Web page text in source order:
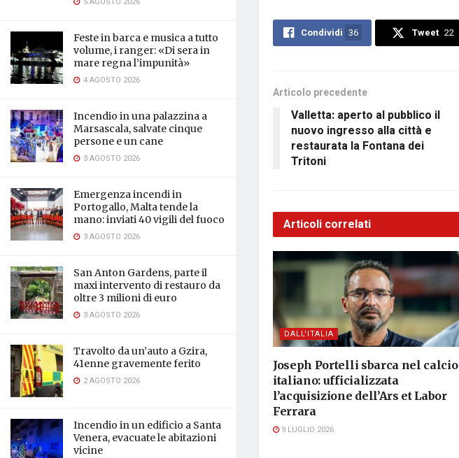
Feste in barca e musica a tutto
volume, i ranger: «Di sera in
mare regna l’impunità»
4 AGOSTO 2026
Incendio in una palazzina a
Marsascala, salvate cinque
persone e un cane
3 AGOSTO 2026
Emergenza incendi in
Portogallo, Malta tende la
mano: inviati 40 vigili del fuoco
3 AGOSTO 2026
San Anton Gardens, parte il
maxi intervento di restauro da
oltre 3 milioni di euro
3 AGOSTO 2026
Travolto da un’auto a Gzira,
41enne gravemente ferito
2 AGOSTO 2026
Incendio in un edificio a Santa
Venera, evacuate le abitazioni
vicine
Condividi 36 Tweet 22
Articolo precedente
Valletta: aperto al pubblico il
nuovo ingresso alla città e
restaurata la Fontana dei
Tritoni
Articoli correlati
DALL'ITALIA
Joseph Portelli sbarca nel calcio
italiano: ufficializzata
l’acquisizione dell’Ars et Labor
Ferrara
9 LUGLIO 2026